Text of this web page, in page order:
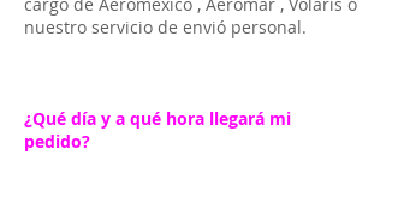
nuestro servicio de envió personal.
¿Qué día y a qué hora llegará mi
pedido?